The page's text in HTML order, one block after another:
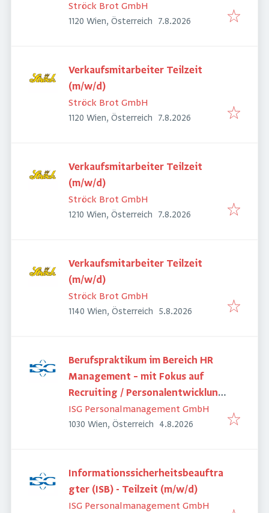
Ströck Brot GmbH
1120 Wien, Österreich Veröffentlicht
7.8.2026
Verkaufsmitarbeiter Teilzeit
(m/w/d)
Ströck Brot GmbH
1120 Wien, Österreich Veröffentlicht
7.8.2026
Verkaufsmitarbeiter Teilzeit
(m/w/d)
Ströck Brot GmbH
1210 Wien, Österreich Veröffentlicht
7.8.2026
Verkaufsmitarbeiter Teilzeit
(m/w/d)
Ströck Brot GmbH
1140 Wien, Österreich Veröffentlicht
5.8.2026
Berufspraktikum im Bereich HR
Management – mit Fokus auf
Recruiting / Personalentwicklung
(m/w/d)
ISG Personalmanagement GmbH
1030 Wien, Österreich Veröffentlicht
4.8.2026
Informationssicherheitsbeauftra
gter (ISB) - Teilzeit (m/w/d)
ISG Personalmanagement GmbH